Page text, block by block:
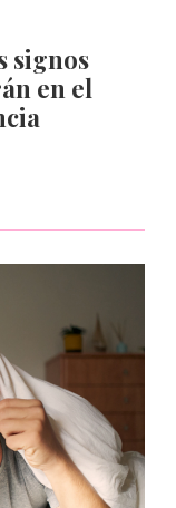
signos
en el